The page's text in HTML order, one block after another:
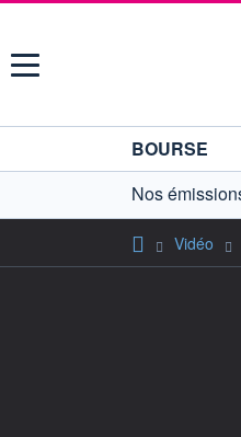
Menu
BOURSE
Nos
Vidéo